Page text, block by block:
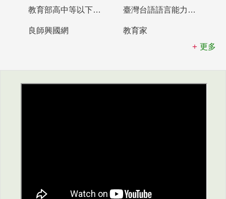
教育部高中等以下學校及幼兒園教師資格檢定考試 臺灣台語語言能力認證網站
良師興國網
教育家
更多